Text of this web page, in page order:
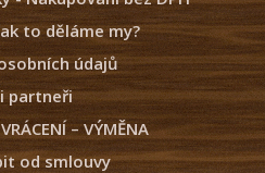
to děláme my?
údajů
partneři
– VÝMĚNA
od smlouvy